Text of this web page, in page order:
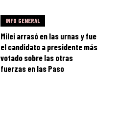
INFO GENERAL
Milei arrasó en las urnas y fue
el candidato a presidente más
votado sobre las otras
fuerzas en las Paso